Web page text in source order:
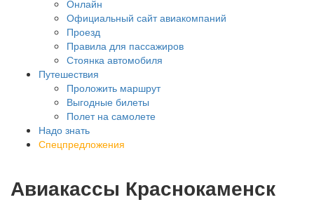
Онлайн
Официальный сайт авиакомпаний
Проезд
Правила для пассажиров
Стоянка автомобиля
Путешествия
Проложить маршрут
Выгодные билеты
Полет на самолете
Надо знать
Спецпредложения
Авиакассы Краснокаменск